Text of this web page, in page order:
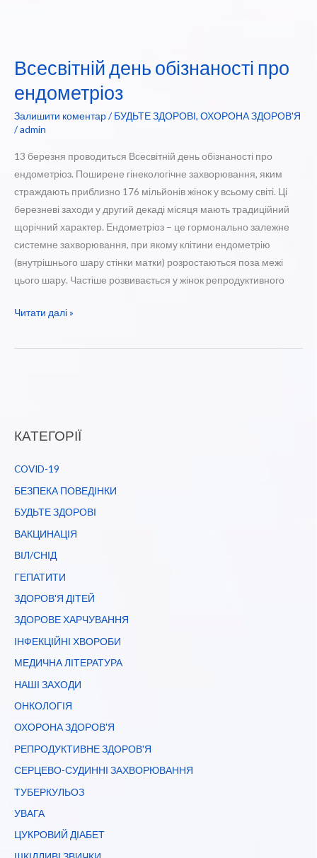
Всесвітній день обізнаності про
ендометріоз
Залишити коментар/ БУДЬТЕ ЗДОРОВІ, ОХОРОНА ЗДОРОВ'Я
/admin
13 березня проводиться Всесвітній день обізнаності про
ендометріоз. Поширене гінекологічне захворювання, яким
страждають приблизно 176 мільйонів жінок у всьому світі. Ці
березневі заходи у другий декаді місяця мають традиційний
щорічний характер. Ендометріоз – це гормонально залежне
системне захворювання, при якому клітини ендометрію
(внутрішнього шару стінки матки) розростаються поза межі
цього шару. Частіше розвивається у жінок репродуктивного
Всесвітній
обізнаності
Читати далі »
КАТЕГОРІЇ
COVID-19
БЕЗПЕКА ПОВЕДІНКИ
БУДЬТЕ ЗДОРОВІ
ВАКЦИНАЦІЯ
ВІЛ/СНІД
ГЕПАТИТИ
ЗДОРОВ'Я ДІТЕЙ
ЗДОРОВЕ ХАРЧУВАННЯ
ІНФЕКЦІЙНІ ХВОРОБИ
МЕДИЧНА ЛІТЕРАТУРА
НАШІ ЗАХОДИ
ОНКОЛОГІЯ
ОХОРОНА ЗДОРОВ'Я
РЕПРОДУКТИВНЕ ЗДОРОВ'Я
СЕРЦЕВО-СУДИННІ ЗАХВОРЮВАННЯ
ТУБЕРКУЛЬОЗ
УВАГА
ЦУКРОВИЙ ДІАБЕТ